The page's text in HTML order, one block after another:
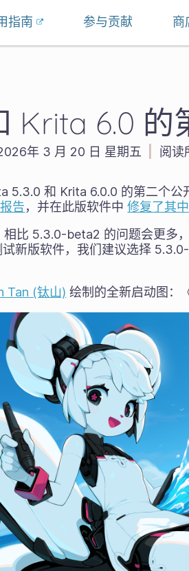
指南 参与贡献 商
Krita 6.0
年 3 月 20 日 星期五 阅读
5.3.0 和 Krita 6.0.0 的第二个公
告，并在此版软件中修复了其
比 5.3.0-beta2 的问题会更多
试新版软件，我们建议选择
Tan (钛山) 绘制的全新启动图：